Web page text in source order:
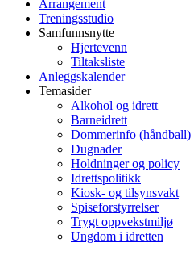
Arrangement
Treningsstudio
Samfunnsnytte
Hjertevenn
Tiltaksliste
Anleggskalender
Temasider
Alkohol og idrett
Barneidrett
Dommerinfo (håndball)
Dugnader
Holdninger og policy
Idrettspolitikk
Kiosk- og tilsynsvakt
Spiseforstyrrelser
Trygt oppvekstmiljø
Ungdom i idretten